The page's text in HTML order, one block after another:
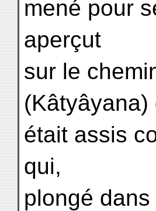
mené pour
aperçut
sur le
(Kâtyâyana)
était assis
qui,
plongé